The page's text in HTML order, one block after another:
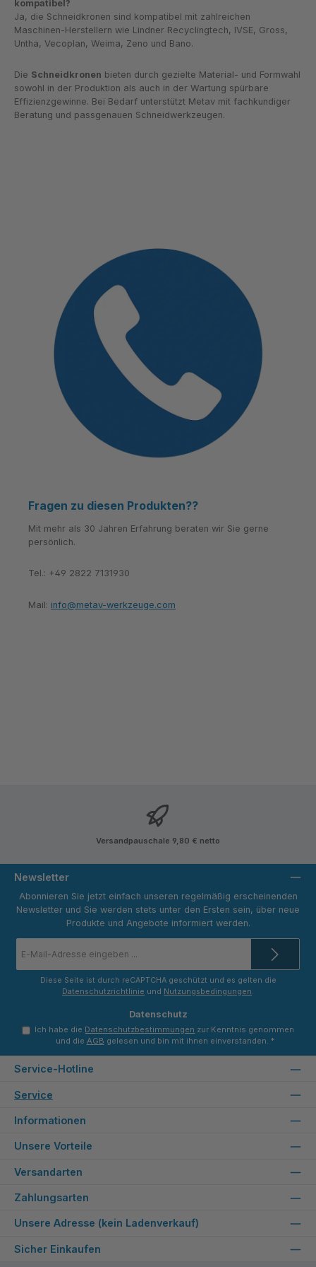
kompatibel?
Ja, die Schneidkronen sind kompatibel mit zahlreichen
Maschinen-Herstellern wie Lindner Recyclingtech, IVSE, Gross,
Untha, Vecoplan, Weima, Zeno und Bano.
Die Schneidkronen bieten durch gezielte Material- und Formwahl
sowohl in der Produktion als auch in der Wartung spürbare
Effizienzgewinne. Bei Bedarf unterstützt Metav mit fachkundiger
Beratung und passgenauen Schneidwerkzeugen.
Fragen zu diesen Produkten??
Mit mehr als 30 Jahren Erfahrung beraten wir Sie gerne
persönlich.
Tel.: +49 2822 7131930
Mail: info@metav-werkzeuge.com
Versandpauschale 9,80 € netto
Newsletter
Abonnieren Sie jetzt einfach unseren regelmäßig erscheinenden
Newsletter und Sie werden stets unter den Ersten sein, über neue
Produkte und Angebote informiert werden.
Mail-
Diese Seite ist durch reCAPTCHA geschützt und es gelten die
Datenschutzrichtlinie und Nutzungsbedingungen.
Datenschutz
Ich habe die Datenschutzbestimmungen zur Kenntnis genommen
und die AGB gelesen und bin mit ihnen einverstanden. *
Service-Hotline
Service
Informationen
Unsere Vorteile
Versandarten
Zahlungsarten
Unsere Adresse (kein Ladenverkauf)
Sicher Einkaufen